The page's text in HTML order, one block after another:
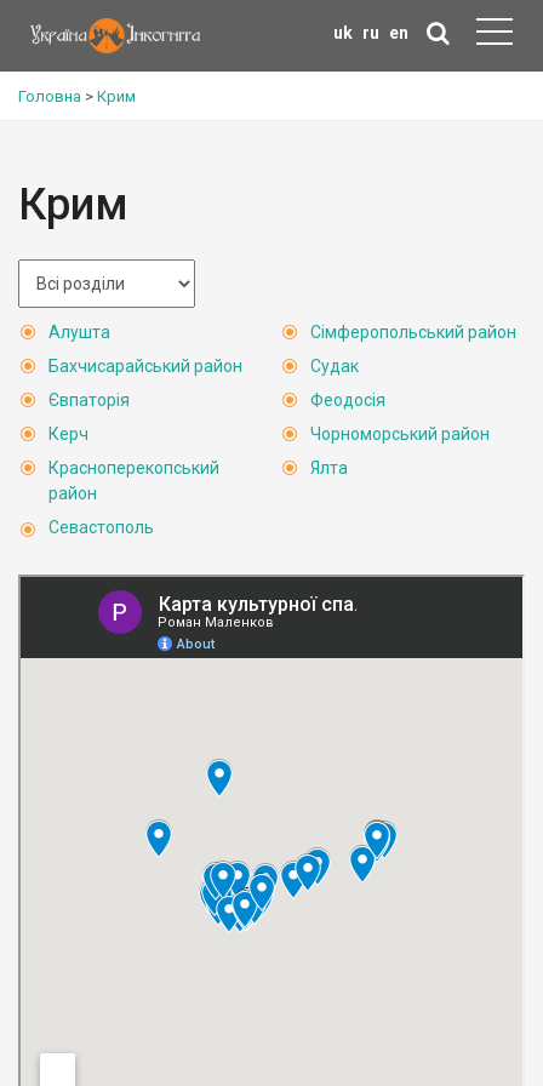
uk ru en
Головна > Крим
Крим
Алушта
Бахчисарайський район
Євпаторія
Керч
Красноперекопський
район
Севастополь
Сімферопольський район
Судак
Феодосія
Чорноморський район
Ялта